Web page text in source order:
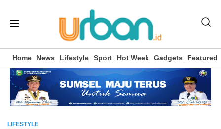
Home News Lifestyle Sport Hot Week Gadgets Featured
LIFESTYLE